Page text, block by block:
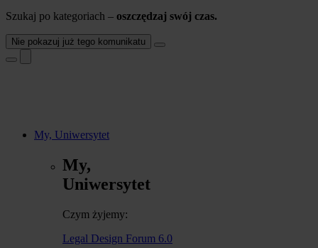
Szukaj po kategoriach – oszczędzaj swój czas.
Nie pokazuj już tego komunikatu
My, Uniwersytet
My,
Uniwersytet
Czym żyjemy:
Legal Design Forum 6.0